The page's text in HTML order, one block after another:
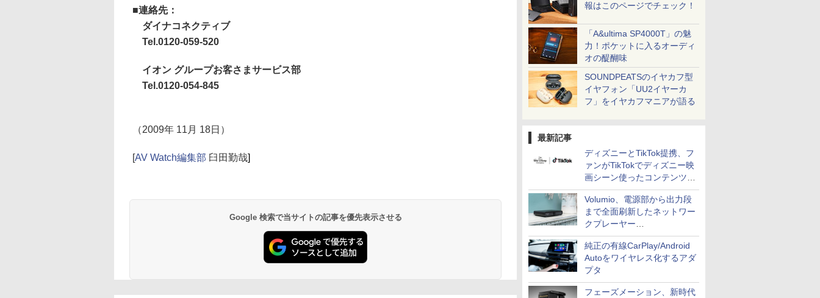
報はこのページでチェック！
「A&ultima SP4000T」の魅
力！ポケットに入るオーディ
オの醍醐味
SOUNDPEATSのイヤカフ型
イヤフォン「UU2イヤーカ
フ」をイヤカフマニアが語る
最新記事
ディズニーとTikTok提携、フ
ァンがTikTokでディズニー映
画シーン使ったコンテンツ制
作、Disney+にも配信
Volumio、電源部から出力段
まで全面刷新したネットワー
クプレーヤー
「Primo（2026）」
純正の有線CarPlay/Android
Autoをワイヤレス化するアダ
プタ
フェーズメーション、新時代
■連絡先：
ダイナコネクティブ
Tel.0120-059-520
イオン グループお客さまサービス部
Tel.0120-054-845
（2009年 11月 18日）
[AV Watch編集部 臼田勤哉]
Google 検索で当サイトの記事を優先表示させる